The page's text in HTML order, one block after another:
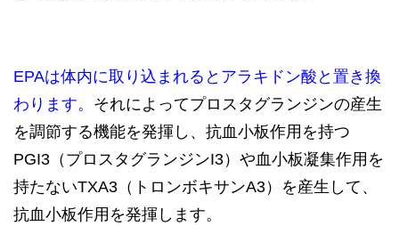
EPAは体内に取り込まれるとアラキドン酸と置き換
わります。 それによってプロスタグランジンの産生
を調節する機能を発揮し、抗血小板作用を持つ
PGI3（プロスタグランジンI3）や血小板凝集作用を
持たないTXA3（トロンボキサンA3）を産生して、
抗血小板作用を発揮します。